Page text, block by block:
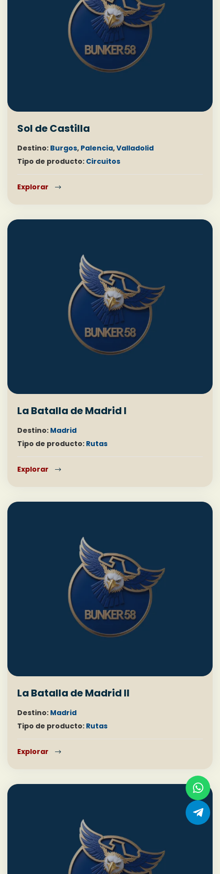
Sol de Castilla
Destino: Burgos, Palencia,Valladolid
Tipo de producto: Circuitos
Explorar
La Batalla de Madrid I
Destino: Madrid
Tipo de producto: Rutas
Explorar
La Batalla de Madrid II
Destino: Madrid
Tipo de producto: Rutas
Explorar